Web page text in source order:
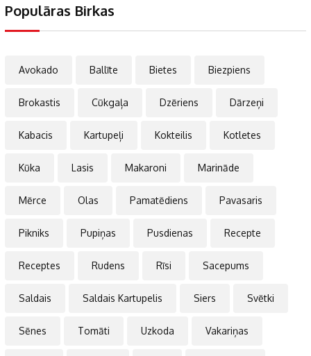
Populāras Birkas
Avokado Ballīte Bietes Biezpiens
Brokastis Cūkgaļa Dzēriens Dārzeņi
Kabacis Kartupeļi Kokteilis Kotletes
Kūka Lasis Makaroni Marināde
Mērce Olas Pamatēdiens Pavasaris
Pikniks Pupiņas Pusdienas Recepte
Receptes Rudens Rīsi Sacepums
Saldais Saldais Kartupelis Siers Svētki
Sēnes Tomāti Uzkoda Vakariņas